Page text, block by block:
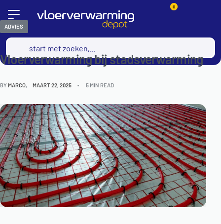
0
ADVIES
Vloerverwarming bij stadsverwarming
BYMARCO MAART 22, 2025 5 MIN READ